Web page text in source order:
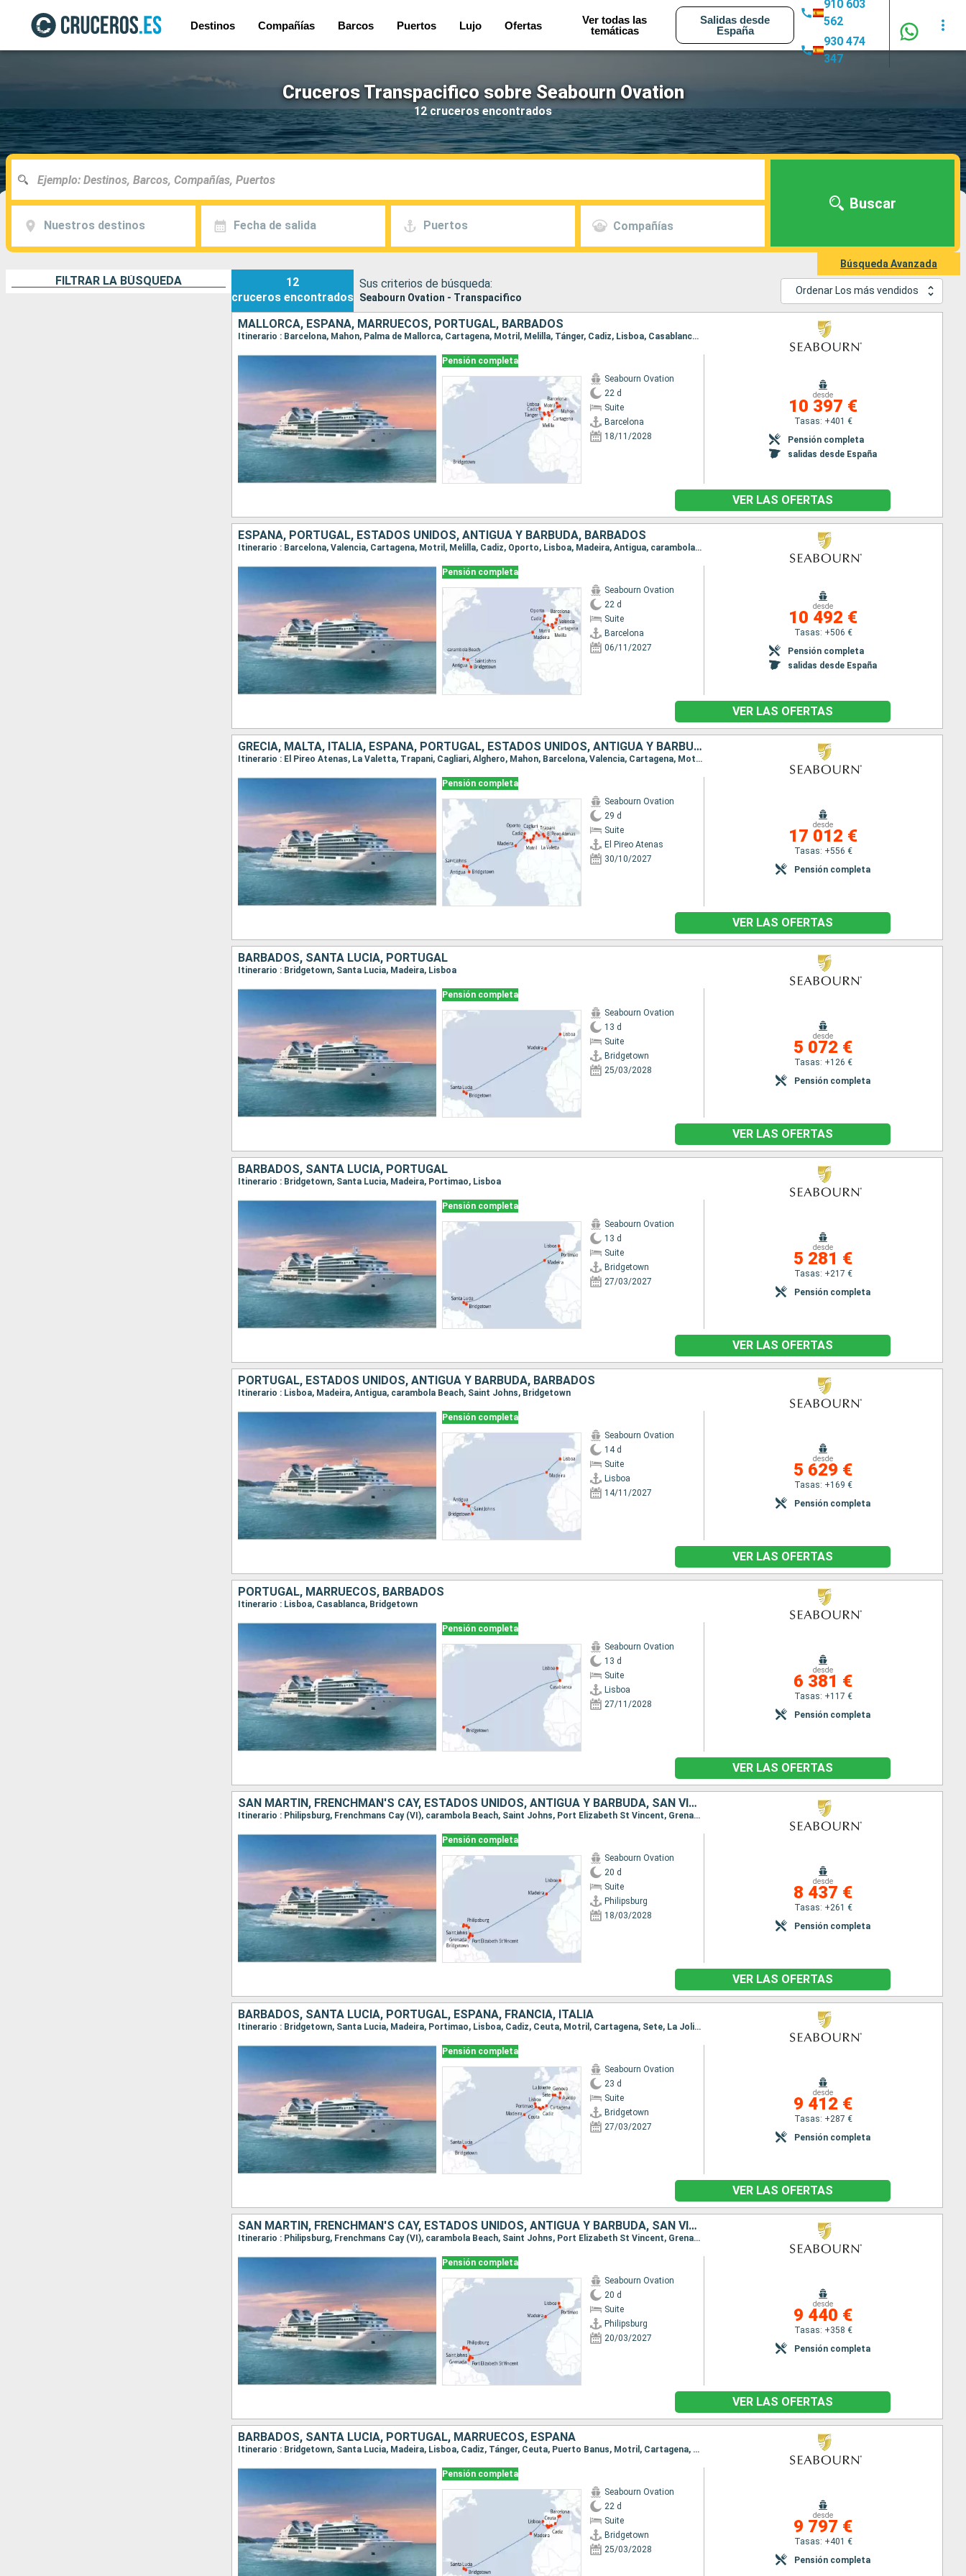
Destinos Compañías Barcos Puertos Lujo Ofertas
Ver todas las
temáticas
Salidas desde
España
910 603
562
930 474
347
Cruceros Transpacifico sobre Seabourn Ovation
12 cruceros encontrados
Nuestros destinos Fecha de salida Puertos Compañías
Buscar
Búsqueda Avanzada
FILTRAR LA BÚSQUEDA
12
cruceros encontrados
Sus criterios de búsqueda:
Seabourn Ovation - Transpacifico
Ordenar Los más vendidos
MALLORCA, ESPAÑA, MARRUECOS, PORTUGAL, BARBADOS
Itinerario : Barcelona, Mahon, Palma de Mallorca, Cartagena, Motril, Melilla, Tánger, Cadiz, Lisboa, Casablanca, Bridgetown
Pensión completa
Seabourn Ovation
22 d
Suite
Barcelona
18/11/2028
desde
10 397 €
Tasas: +401 €
Pensión completa
salidas desde España
VER LAS OFERTAS
ESPAÑA, PORTUGAL, ESTADOS UNIDOS, ANTIGUA Y BARBUDA, BARBADOS
Itinerario : Barcelona, Valencia, Cartagena, Motril, Melilla, Cadiz, Oporto, Lisboa, Madeira, Antigua, carambola Beach, Saint Johns, Bridgetown
Pensión completa
Seabourn Ovation
22 d
Suite
Barcelona
06/11/2027
desde
10 492 €
Tasas: +506 €
Pensión completa
salidas desde España
VER LAS OFERTAS
GRECIA, MALTA, ITALIA, ESPAÑA, PORTUGAL, ESTADOS UNIDOS, ANTIGUA Y BARBUDA, BARBADOS
Itinerario : El Pireo Atenas, La Valetta, Trapani, Cagliari, Alghero, Mahon, Barcelona, Valencia, Cartagena, Motril, Melilla, Cadiz, Oporto, Lisboa, Madeira, Antigua, carambola Beach, Saint Johns, Bridgetown
Pensión completa
Seabourn Ovation
29 d
Suite
El Pireo Atenas
30/10/2027
desde
17 012 €
Tasas: +556 €
Pensión completa
VER LAS OFERTAS
BARBADOS, SANTA LUCIA, PORTUGAL
Itinerario : Bridgetown, Santa Lucia, Madeira, Lisboa
Pensión completa
Seabourn Ovation
13 d
Suite
Bridgetown
25/03/2028
desde
5 072 €
Tasas: +126 €
Pensión completa
VER LAS OFERTAS
BARBADOS, SANTA LUCIA, PORTUGAL
Itinerario : Bridgetown, Santa Lucia, Madeira, Portimao, Lisboa
Pensión completa
Seabourn Ovation
13 d
Suite
Bridgetown
27/03/2027
desde
5 281 €
Tasas: +217 €
Pensión completa
VER LAS OFERTAS
PORTUGAL, ESTADOS UNIDOS, ANTIGUA Y BARBUDA, BARBADOS
Itinerario : Lisboa, Madeira, Antigua, carambola Beach, Saint Johns, Bridgetown
Pensión completa
Seabourn Ovation
14 d
Suite
Lisboa
14/11/2027
desde
5 629 €
Tasas: +169 €
Pensión completa
VER LAS OFERTAS
PORTUGAL, MARRUECOS, BARBADOS
Itinerario : Lisboa, Casablanca, Bridgetown
Pensión completa
Seabourn Ovation
13 d
Suite
Lisboa
27/11/2028
desde
6 381 €
Tasas: +117 €
Pensión completa
VER LAS OFERTAS
SAN MARTÍN, FRENCHMAN'S CAY, ESTADOS UNIDOS, ANTIGUA Y BARBUDA, SAN VINCENT Y LAS GRANADINAS, GRENADA, BARBADOS, SANTA LUCIA, PORTUGAL
Itinerario : Philipsburg, Frenchmans Cay (VI), carambola Beach, Saint Johns, Port Elizabeth St Vincent, Grenada, Bridgetown, Santa Lucia, Madeira, Lisboa
Pensión completa
Seabourn Ovation
20 d
Suite
Philipsburg
18/03/2028
desde
8 437 €
Tasas: +261 €
Pensión completa
VER LAS OFERTAS
BARBADOS, SANTA LUCIA, PORTUGAL, ESPAÑA, FRANCIA, ITALIA
Itinerario : Bridgetown, Santa Lucia, Madeira, Portimao, Lisboa, Cadiz, Ceuta, Motril, Cartagena, Sete, La Joliette, Ajaccio, Genova
Pensión completa
Seabourn Ovation
23 d
Suite
Bridgetown
27/03/2027
desde
9 412 €
Tasas: +287 €
Pensión completa
VER LAS OFERTAS
SAN MARTÍN, FRENCHMAN'S CAY, ESTADOS UNIDOS, ANTIGUA Y BARBUDA, SAN VINCENT Y LAS GRANADINAS, GRENADA, BARBADOS, SANTA LUCIA, PORTUGAL
Itinerario : Philipsburg, Frenchmans Cay (VI), carambola Beach, Saint Johns, Port Elizabeth St Vincent, Grenada, Bridgetown, Santa Lucia, Madeira, Portimao, Lisboa
Pensión completa
Seabourn Ovation
20 d
Suite
Philipsburg
20/03/2027
desde
9 440 €
Tasas: +358 €
Pensión completa
VER LAS OFERTAS
BARBADOS, SANTA LUCIA, PORTUGAL, MARRUECOS, ESPAÑA
Itinerario : Bridgetown, Santa Lucia, Madeira, Lisboa, Cadiz, Tánger, Ceuta, Puerto Banus, Motril, Cartagena, Tarragona, Barcelona
Pensión completa
Seabourn Ovation
22 d
Suite
Bridgetown
25/03/2028
desde
9 797 €
Tasas: +401 €
Pensión completa